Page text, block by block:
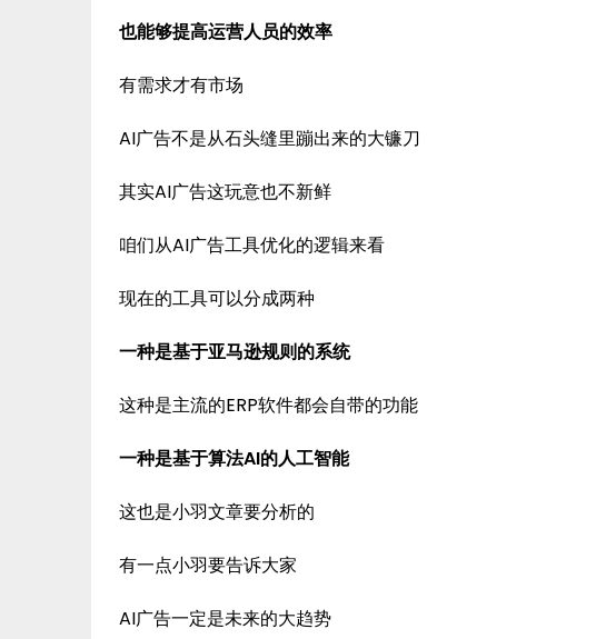
也能够提高运营人员的效率
有需求才有市场
AI广告不是从石头缝里蹦出来的大镰刀
其实AI广告这玩意也不新鲜
咱们从AI广告工具优化的逻辑来看
现在的工具可以分成两种
一种是基于亚马逊规则的系统
这种是主流的ERP软件都会自带的功能
一种是基于算法AI的人工智能
这也是小羽文章要分析的
有一点小羽要告诉大家
AI广告一定是未来的大趋势